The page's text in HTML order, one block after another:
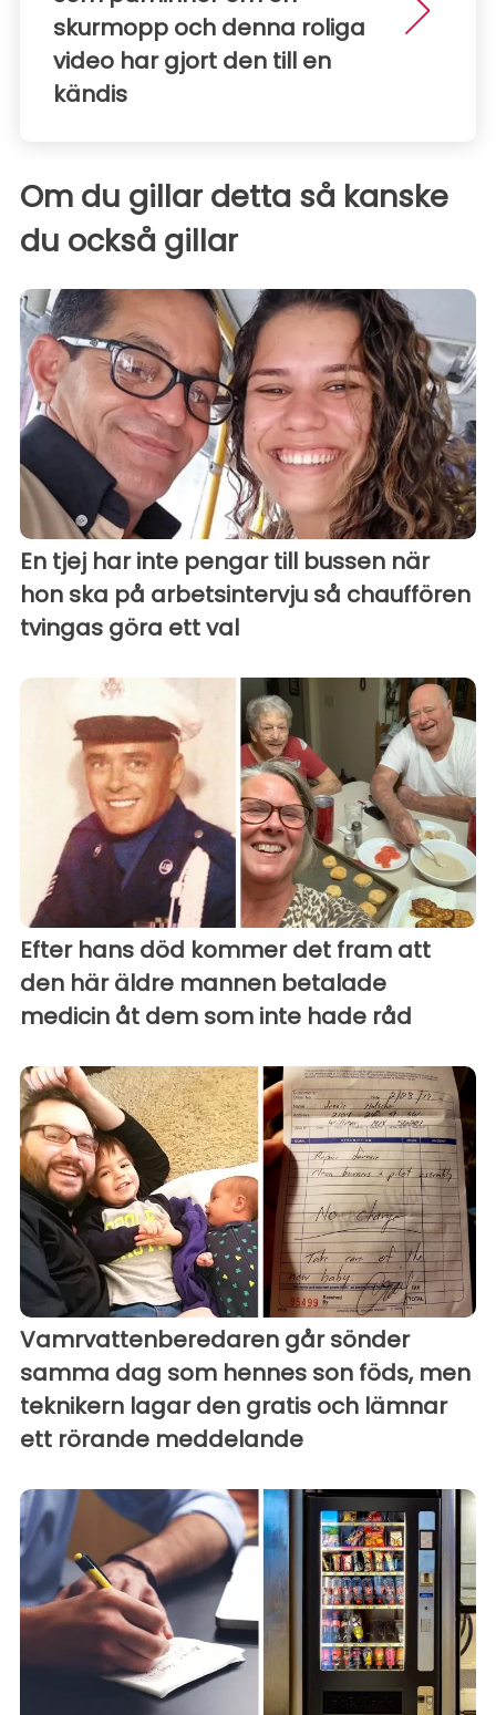
skurmopp och denna roliga
video har gjort den till en
kändis
Om du gillar detta så kanske
du också gillar
En tjej har inte pengar till bussen när
hon ska på arbetsintervju så chauffören
tvingas göra ett val
Efter hans död kommer det fram att
den här äldre mannen betalade
medicin åt dem som inte hade råd
Vamrvattenberedaren går sönder
samma dag som hennes son föds, men
teknikern lagar den gratis och lämnar
ett rörande meddelande